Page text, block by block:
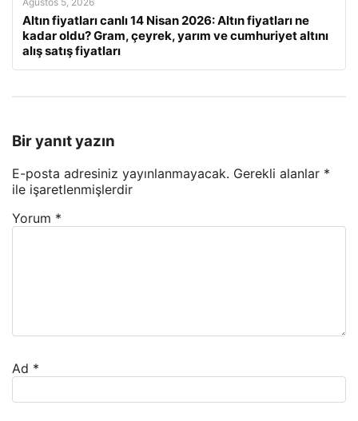
Altın fiyatları canlı 14 Nisan 2026: Altın fiyatları ne
kadar oldu? Gram, çeyrek, yarım ve cumhuriyet altını
alış satış fiyatları
Bir yanıt yazın
E-posta adresiniz yayınlanmayacak. Gerekli alanlar *
ile işaretlenmişlerdir
Yorum *
Ad *